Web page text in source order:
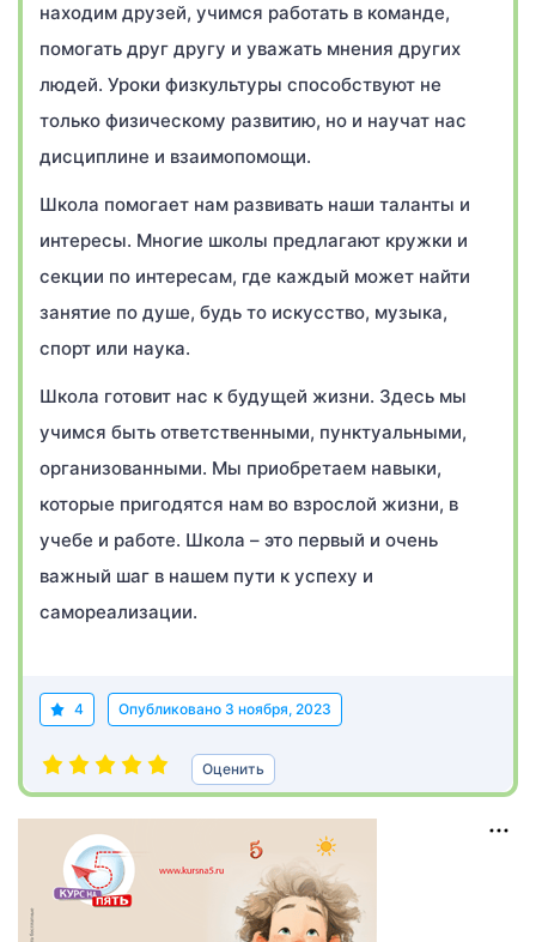
находим друзей, учимся работать в команде,
помогать друг другу и уважать мнения других
людей. Уроки физкультуры способствуют не
только физическому развитию, но и научат нас
дисциплине и взаимопомощи.
Школа помогает нам развивать наши таланты и
интересы. Многие школы предлагают кружки и
секции по интересам, где каждый может найти
занятие по душе, будь то искусство, музыка,
спорт или наука.
Школа готовит нас к будущей жизни. Здесь мы
учимся быть ответственными, пунктуальными,
организованными. Мы приобретаем навыки,
которые пригодятся нам во взрослой жизни, в
учебе и работе. Школа – это первый и очень
важный шаг в нашем пути к успеху и
самореализации.
4 Опубликовано 3 ноября, 2023
Оценить